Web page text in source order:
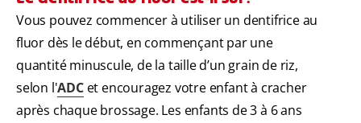
Vous pouvez commencer à utiliser un dentifrice au
fluor dès le début, en commençant par une
quantité minuscule, de la taille d’un grain de riz,
selon l'ADCet encouragez votre enfant à cracher
après chaque brossage. Les enfants de 3 à 6 ans